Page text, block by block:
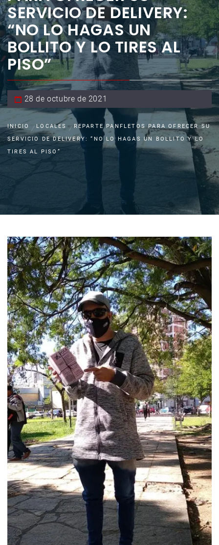
SERVICIO DE DELIVERY:
“NO LO HAGAS UN
BOLLITO Y LO TIRES AL
PISO”
28 de octubre de 2021
INICIO LOCALES
REPARTE PANFLETOS PARA OFRECER SU
SERVICIO DE DELIVERY: “NO LO HAGAS UN BOLLITO Y LO
TIRES AL PISO”